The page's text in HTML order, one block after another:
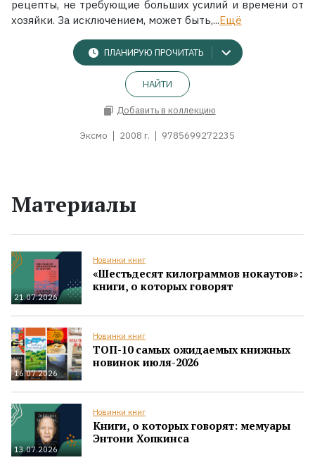
рецепты, не требующие больших усилий и времени от
хозяйки. За исключением, может быть,...Ещё
ПЛАНИРУЮ ПРОЧИТАТЬ
НАЙТИ
Добавить в коллекцию
Эксмо 2008 г. 9785699272235
Материалы
21.07.2026
Новинки книг
«Шестьдесят килограммов нокаутов»:
книги, о которых говорят
16.07.2026
Новинки книг
ТОП-10 самых ожидаемых книжных
новинок июля-2026
13.07.2026
Новинки книг
Книги, о которых говорят: мемуары
Энтони Хопкинса